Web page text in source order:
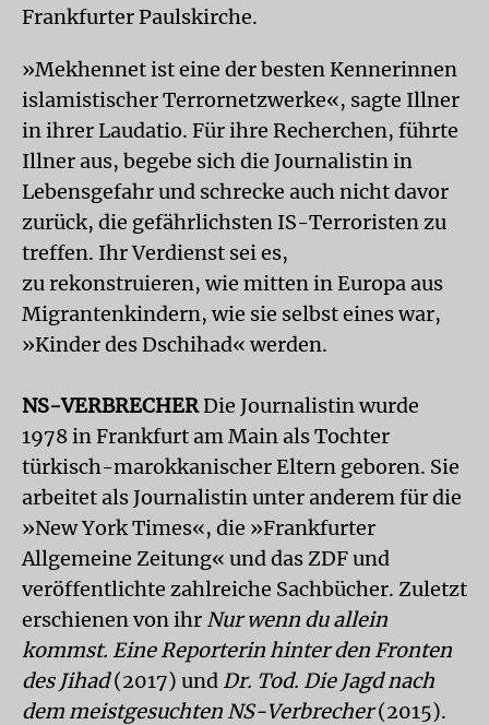
Frankfurter Paulskirche.
»Mekhennet ist eine der besten Kennerinnen
islamistischer Terrornetzwerke«, sagte Illner
in ihrer Laudatio. Für ihre Recherchen, führte
Illner aus, begebe sich die Journalistin in
Lebensgefahr und schrecke auch nicht davor
zurück, die gefährlichsten IS-Terroristen zu
treffen. Ihr Verdienst sei es,
zu rekonstruieren, wie mitten in Europa aus
Migrantenkindern, wie sie selbst eines war,
»Kinder des Dschihad« werden.
NS-VERBRECHERDie Journalistin wurde
1978 in Frankfurt am Main als Tochter
türkisch-marokkanischer Eltern geboren. Sie
arbeitet als Journalistin unter anderem für die
»New York Times«, die »Frankfurter
Allgemeine Zeitung« und das ZDF und
veröffentlichte zahlreiche Sachbücher. Zuletzt
erschienen von ihr Nur wenn du allein
kommst. Eine Reporterin hinter den Fronten
des Jihad(2017) und Dr. Tod. Die Jagd nach
dem meistgesuchten NS-Verbrecher(2015).